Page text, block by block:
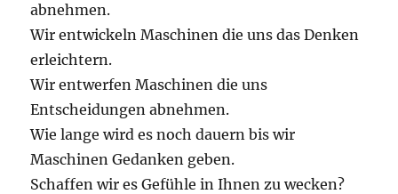
abnehmen.
Wir entwickeln Maschinen die uns das Denken
erleichtern.
Wir entwerfen Maschinen die uns
Entscheidungen abnehmen.
Wie lange wird es noch dauern bis wir
Maschinen Gedanken geben.
Schaffen wir es Gefühle in Ihnen zu wecken?